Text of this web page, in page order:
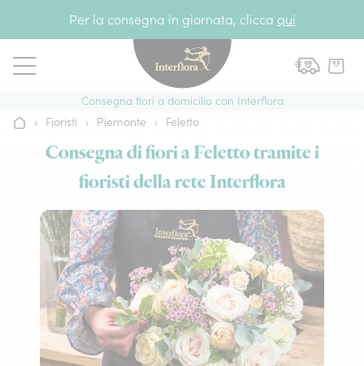
Per la consegna in giornata, clicca qui
Consegna fiori a domicilio con Interflora
Home› Fioristi › Piemonte › Feletto
Consegna di fiori a Feletto tramite i
fioristi della rete Interflora